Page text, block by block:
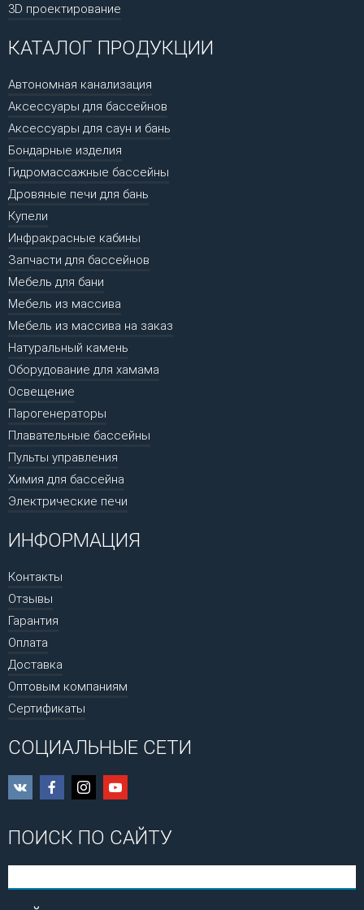
3D проектирование
КАТАЛОГ ПРОДУКЦИИ
Автономная канализация
Аксессуары для бассейнов
Аксессуары для саун и бань
Бондарные изделия
Гидромассажные бассейны
Дровяные печи для бань
Купели
Инфракрасные кабины
Запчасти для бассейнов
Мебель для бани
Мебель из массива
Мебель из массива на заказ
Натуральный камень
Оборудование для хамама
Освещение
Парогенераторы
Плавательные бассейны
Пульты управления
Химия для бассейна
Электрические печи
ИНФОРМАЦИЯ
Контакты
Отзывы
Гарантия
Оплата
Доставка
Оптовым компаниям
Сертификаты
СОЦИАЛЬНЫЕ СЕТИ
ПОИСК ПО САЙТУ